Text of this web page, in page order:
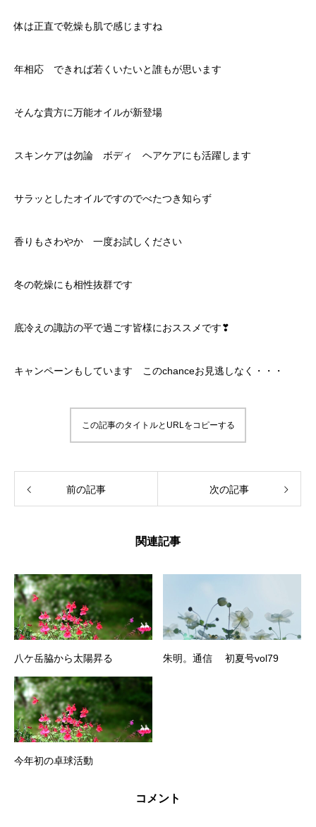
体は正直で乾燥も肌で感じますね
年相応 できれば若くいたいと誰もが思います
そんな貴方に万能オイルが新登場
スキンケアは勿論 ボディ ヘアケアにも活躍します
サラッとしたオイルですのでべたつき知らず
香りもさわやか 一度お試しください
冬の乾燥にも相性抜群です
底冷えの諏訪の平で過ごす皆様におススメです❣
キャンペーンもしています このchanceお見逃しなく・・・
この記事のタイトルとURLをコピーする
前の記事 次の記事
関連記事
八ケ岳脇から太陽昇る 朱明。通信 初夏号vol79
今年初の卓球活動
コメント